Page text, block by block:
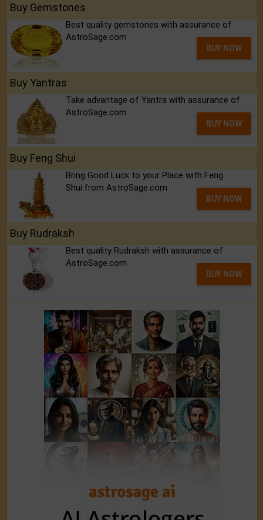
Buy Gemstones
Best quality gemstones with assurance of
AstroSage.com
BUY NOW
Buy Yantras
Take advantage of Yantra with assurance of
AstroSage.com
BUY NOW
Buy Feng Shui
Bring Good Luck to your Place with Feng
Shui.from AstroSage.com
BUY NOW
Buy Rudraksh
Best quality Rudraksh with assurance of
AstroSage.com
BUY NOW